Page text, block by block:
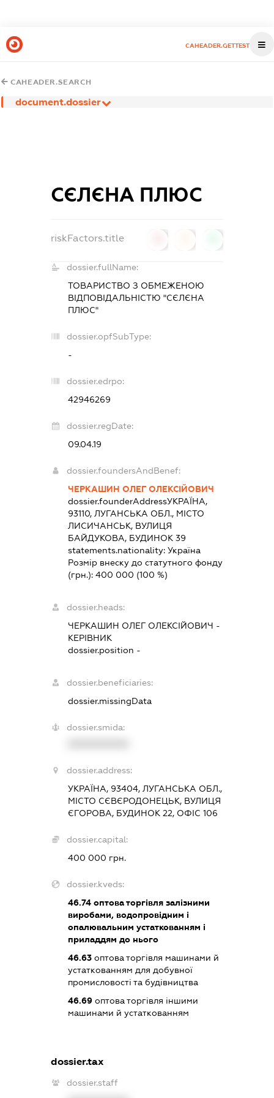
CAHEADER.GETTEST
CAHEADER.SEARCH
document.dossier
СЄЛЄНА ПЛЮС
riskFactors.title
dossier.fullName:
ТОВАРИСТВО З ОБМЕЖЕНОЮ
ВІДПОВІДАЛЬНІСТЮ "СЄЛЄНА
ПЛЮС"
dossier.opfSubType:
-
dossier.edrpo:
42946269
dossier.regDate:
09.04.19
dossier.foundersAndBenef:
ЧЕРКАШИН ОЛЕГ ОЛЕКСІЙОВИЧ
dossier.founderAddressУКРАЇНА,
93110, ЛУГАНСЬКА ОБЛ., МІСТО
ЛИСИЧАНСЬК, ВУЛИЦЯ
БАЙДУКОВА, БУДИНОК 39
statements.nationality: Україна
Розмір внеску до статутного фонду
(грн.): 400 000 (100 %)
dossier.heads:
ЧЕРКАШИН ОЛЕГ ОЛЕКСІЙОВИЧ -
КЕРІВНИК
dossier.position -
dossier.beneficiaries:
dossier.missingData
dossier.smida:
dossier.address:
УКРАЇНА, 93404, ЛУГАНСЬКА ОБЛ.,
МІСТО СЄВЄРОДОНЕЦЬК, ВУЛИЦЯ
ЄГОРОВА, БУДИНОК 22, ОФІС 106
dossier.capital:
400 000 грн.
dossier.kveds:
46.74оптова торгівля залізними
виробами, водопровідним і
опалювальним устаткованням і
приладдям до нього
46.63оптова торгівля машинами й
устаткованням для добувної
промисловості та будівництва
46.69оптова торгівля іншими
машинами й устаткованням
dossier.tax
dossier.staff